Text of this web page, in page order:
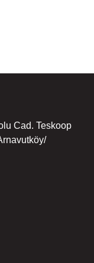
Cad. Teskoop